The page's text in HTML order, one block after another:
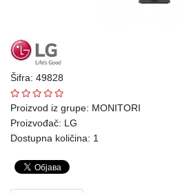
tehnika
Telefoni
oprema
Mrežna
Šifra: 49828
Proizvod iz grupe: MONITORI
Proizvođač: LG
Dostupna količina: 1